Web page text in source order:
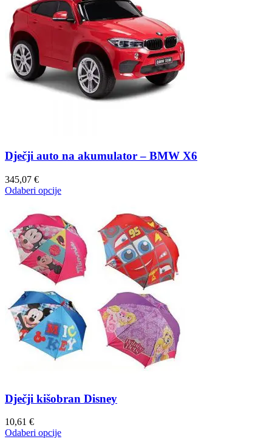
Dječji auto na akumulator – BMW X6
345,07 €
Odaberi opcije
Dječji kišobran Disney
10,61 €
Odaberi opcije